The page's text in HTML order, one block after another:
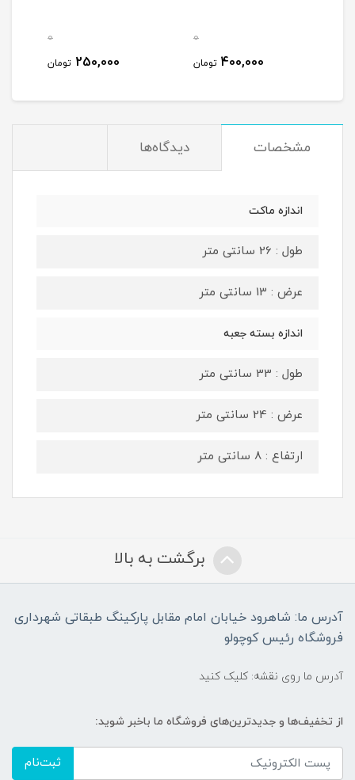
0
400,000 تومان
0
250,000 تومان
مشخصات دیدگاه‌ها
اندازه ماکت
طول : 26 سانتی متر
عرض : 13 سانتی متر
اندازه بسته جعبه
طول : 33 سانتی متر
عرض : 24 سانتی متر
ارتفاع : 8 سانتی متر
برگشت به بالا
آدرس ما: شاهرود خیابان امام مقابل پارکینگ طبقاتی شهرداری
فروشگاه رئیس کوچولو
آدرس ما روی نقشه: کلیک کنید
از تخفیف‌ها و جدیدترین‌های فروشگاه ما باخبر شوید:
ثبت‌نام